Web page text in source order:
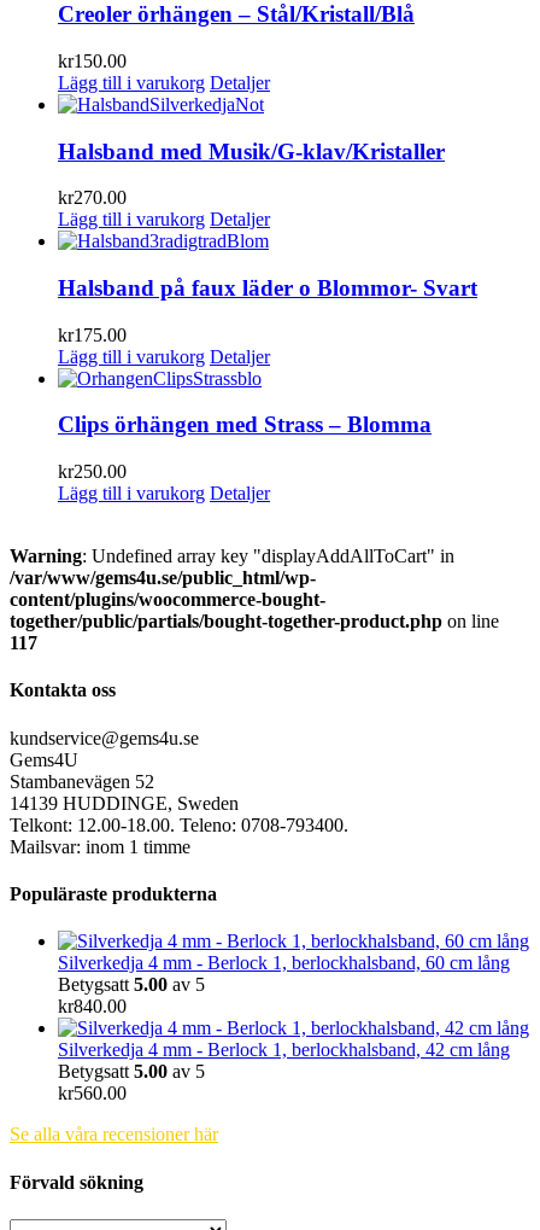
Creoler örhängen – Stål/Kristall/Blå
kr150.00
Lägg till i varukorg Detaljer
Halsband med Musik/G-klav/Kristaller
kr270.00
Lägg till i varukorg Detaljer
Halsband på faux läder o Blommor- Svart
kr175.00
Lägg till i varukorg Detaljer
Clips örhängen med Strass – Blomma
kr250.00
Lägg till i varukorg Detaljer
Warning: Undefined array key "displayAddAllToCart" in
/var/www/gems4u.se/public_html/wp-
content/plugins/woocommerce-bought-
together/public/partials/bought-together-product.php on line
117
Kontakta oss
kundservice@gems4u.se
Gems4U
Stambanevägen 52
14139 HUDDINGE, Sweden
Telkont: 12.00-18.00. Teleno: 0708-793400.
Mailsvar: inom 1 timme
Populäraste produkterna
Silverkedja 4 mm - Berlock 1, berlockhalsband, 60 cm lång
Betygsatt 5.00 av 5
kr840.00
Silverkedja 4 mm - Berlock 1, berlockhalsband, 42 cm lång
Betygsatt 5.00 av 5
kr560.00
Se alla våra recensioner här
Förvald sökning